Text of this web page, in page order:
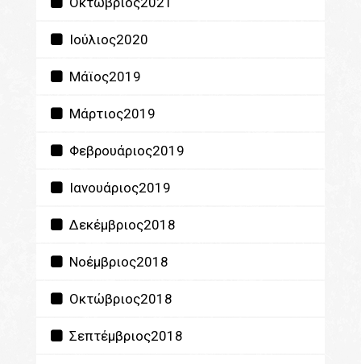
Ιούλιος2020
Μάϊος2019
Μάρτιος2019
Φεβρουάριος2019
Ιανουάριος2019
Δεκέμβριος2018
Νοέμβριος2018
Οκτώβριος2018
Σεπτέμβριος2018